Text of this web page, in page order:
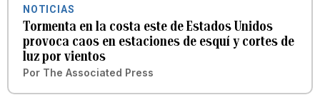
NOTICIAS
Tormenta en la costa este de Estados Unidos
provoca caos en estaciones de esquí y cortes de
luz por vientos
Por The Associated Press